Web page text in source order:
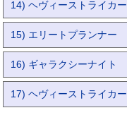
14) ヘヴィーストライカー
15) エリートプランナー
16) ギャラクシーナイト
17) ヘヴィーストライカー